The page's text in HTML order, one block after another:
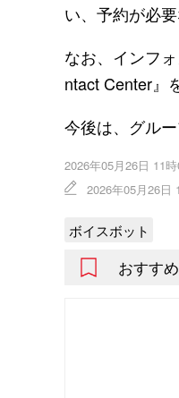
い、予約が必
なお、インフ
ntact Center』
今後は、グル
2026年05月26日 11
2026年05月26日
ボイスボット
おすす